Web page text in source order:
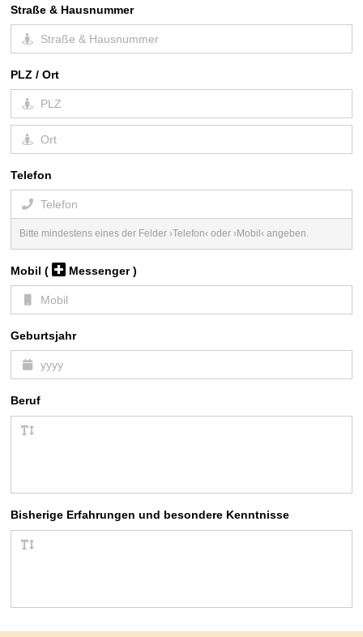
Straße & Hausnummer
PLZ / Ort
Telefon
Bitte mindestens eines der Felder ›Telefon‹ oder ›Mobil‹ angeben.
Mobil ( Messenger )
Geburtsjahr
Beruf
Bisherige Erfahrungen und besondere Kenntnisse